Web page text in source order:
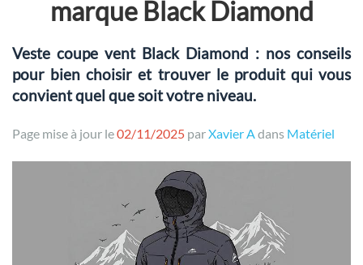
marque Black Diamond
Veste coupe vent Black Diamond : nos conseils
pour bien choisir et trouver le produit qui vous
convient quel que soit votre niveau.
Page mise à jour le02/11/2025 parXavier Adans Matériel